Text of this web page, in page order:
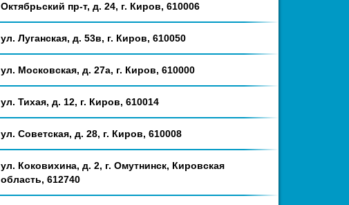
Октябрьский пр-т, д. 24, г. Киров, 610006
ул. Луганская, д. 53в, г. Киров, 610050
ул. Московская, д. 27а, г. Киров, 610000
ул. Тихая, д. 12, г. Киров, 610014
ул. Советская, д. 28, г. Киров, 610008
ул. Коковихина, д. 2, г. Омутнинск, Кировская
область, 612740